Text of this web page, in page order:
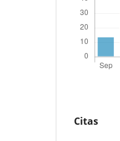
Citas